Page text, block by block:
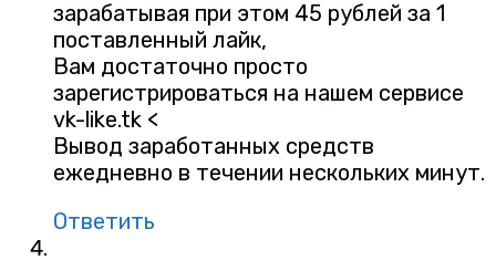
зарабатывая при этом 45 рублей за 1
поставленный лайк,
Вам достаточно просто
зарегистрироваться на нашем сервисе
vk-like.tk <
Вывод заработанных средств
ежедневно в течении нескольких минут.
Ответить